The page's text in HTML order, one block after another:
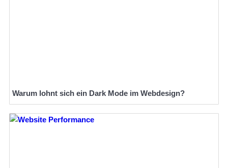
Warum lohnt sich ein Dark Mode im Webdesign?